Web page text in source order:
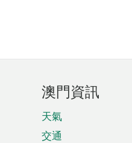
澳門資訊
天氣
交通